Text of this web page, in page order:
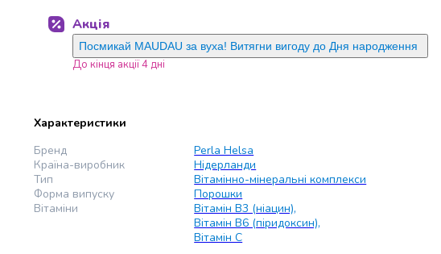
Акція
Посмикай MAUDAU за вуха! Витягни вигоду до Дня народження
До кінця акції 4 дні
Характеристики
Бренд
Perla Helsa
Країна-виробник
Нідерланди
Тип
Вітамінно-мінеральні комплекси
Форма випуску
Порошки
Вітаміни
Вітамін B3 (ніацин),
Вітамін B6 (піридоксин),
Вітамін C